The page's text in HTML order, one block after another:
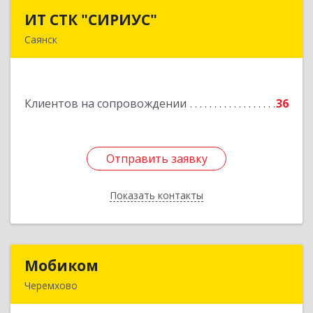
ИТ СТК "СИРИУС"
Саянск
Клиентов на сопровождении 36
Отправить заявку
Показать контакты
ИТ СТК "СИРИУС"
Подробнее
Отправить заявку
Назад
Мобиком
Черемхово